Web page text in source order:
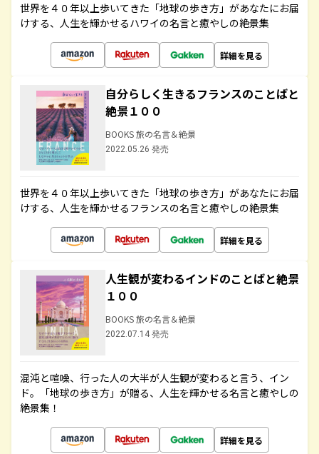
世界を４０年以上歩いてきた「地球の歩き方」があなたにお届
けする、人生を輝かせるハワイの名言と癒やしの絶景集
詳細を見る
自分らしく生きるフランスのことばと
絶景１００
BOOKS 旅の名言＆絶景
2022.05.26 発売
世界を４０年以上歩いてきた「地球の歩き方」があなたにお届
けする、人生を輝かせるフランスの名言と癒やしの絶景集
詳細を見る
人生観が変わるインドのことばと絶景
１００
BOOKS 旅の名言＆絶景
2022.07.14 発売
混沌と喧噪、行った人の大半が人生観が変わると言う、イン
ド。「地球の歩き方」が贈る、人生を輝かせる名言と癒やしの
絶景集！
詳細を見る